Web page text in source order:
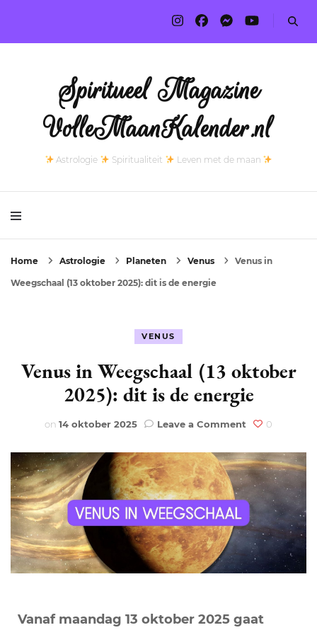
Spiritueel Magazine
VolleMaanKalender.nl
Astrologie Spiritualiteit Leven met de maan
Home Astrologie Planeten Venus Venus in
Weegschaal (13 oktober 2025): dit is de energie
VENUS
Venus in Weegschaal (13 oktober
2025): dit is de energie
on 14 oktober 2025 Leave a Comment on
in
Weegschaal
(13
oktober
2025):
dit
is
de
energie
0
Vanaf maandag 13 oktober 2025 gaat